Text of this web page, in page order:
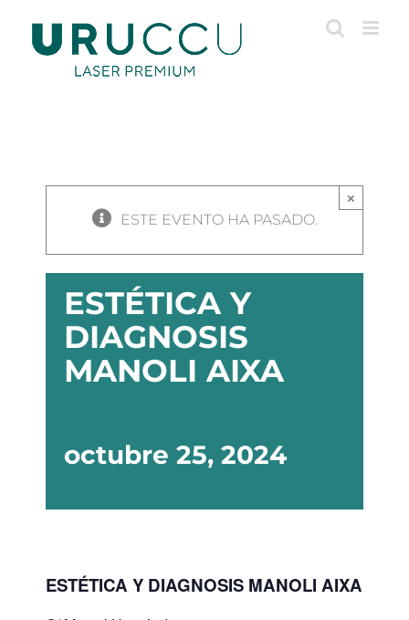
contenido
×
ESTE EVENTO HA PASADO.
ESTÉTICA Y
DIAGNOSIS
MANOLI AIXA
octubre 25, 2024
ESTÉTICA Y DIAGNOSIS MANOLI AIXA